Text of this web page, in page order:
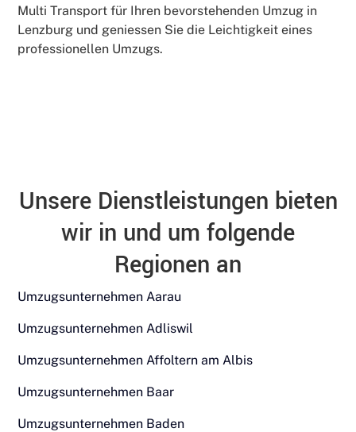
Multi Transport für Ihren bevorstehenden Umzug in
Lenzburg und geniessen Sie die Leichtigkeit eines
professionellen Umzugs.
Unsere Dienstleistungen bieten
wir in und um folgende
Regionen an
Umzugsunternehmen Aarau
Umzugsunternehmen Adliswil
Umzugsunternehmen Affoltern am Albis
Umzugsunternehmen Baar
Umzugsunternehmen Baden